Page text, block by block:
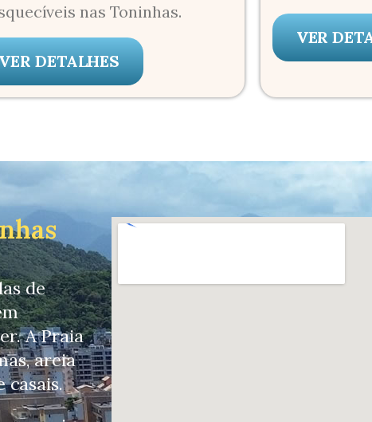
nas Toninhas.
VER DETALHES
VER
de
A Praia
areia
casais.